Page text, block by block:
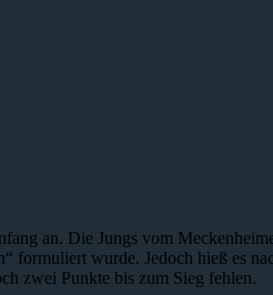
an. Die Jungs vom
wurde. Jedoch hieß es
zwei Punkte bis zum Sieg fehlen.